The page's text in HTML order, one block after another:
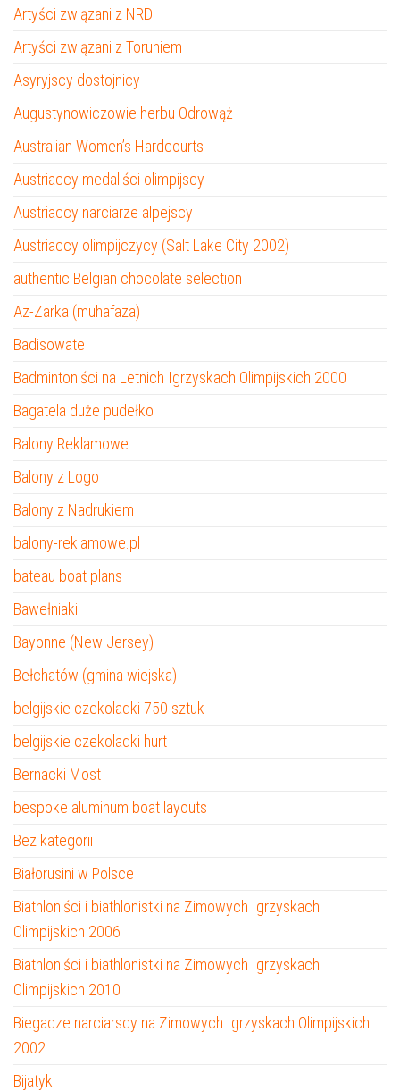
Artyści związani z NRD
Artyści związani z Toruniem
Asyryjscy dostojnicy
Augustynowiczowie herbu Odrowąż
Australian Women’s Hardcourts
Austriaccy medaliści olimpijscy
Austriaccy narciarze alpejscy
Austriaccy olimpijczycy (Salt Lake City 2002)
authentic Belgian chocolate selection
Az-Zarka (muhafaza)
Badisowate
Badmintoniści na Letnich Igrzyskach Olimpijskich 2000
Bagatela duże pudełko
Balony Reklamowe
Balony z Logo
Balony z Nadrukiem
balony-reklamowe.pl
bateau boat plans
Bawełniaki
Bayonne (New Jersey)
Bełchatów (gmina wiejska)
belgijskie czekoladki 750 sztuk
belgijskie czekoladki hurt
Bernacki Most
bespoke aluminum boat layouts
Bez kategorii
Białorusini w Polsce
Biathloniści i biathlonistki na Zimowych Igrzyskach
Olimpijskich 2006
Biathloniści i biathlonistki na Zimowych Igrzyskach
Olimpijskich 2010
Biegacze narciarscy na Zimowych Igrzyskach Olimpijskich
2002
Bijatyki